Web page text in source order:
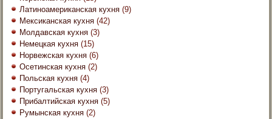
Латиноамериканская кухня (9)
Мексиканская кухня (42)
Молдавская кухня (3)
Немецкая кухня (15)
Норвежская кухня (6)
Осетинская кухня (2)
Польская кухня (4)
Португальская кухня (3)
Прибалтийская кухня (5)
Румынская кухня (2)